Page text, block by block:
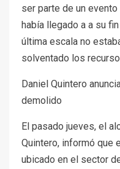
ser parte de un
había llegado a a su
última escala no
solventado los
Daniel Quintero
demolido
El pasado jueves, el
Quintero, informó que
ubicado en el sector